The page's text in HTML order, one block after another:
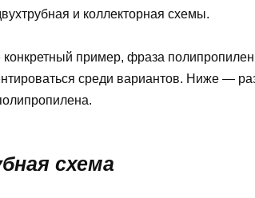
и коллекторная схемы.
пример, фраза
среди вариантов. Ниже —
схема